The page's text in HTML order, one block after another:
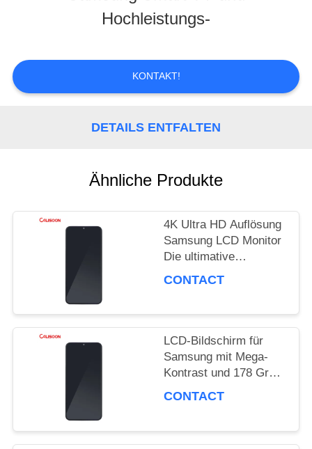
QUALITÄTSKONTROLLE
REFERENZEN
PRIVACY
Hochleistungs-
KONTAKT!
DETAILS ENTFALTEN
Ähnliche Produkte
4K Ultra HD Auflösung
Samsung LCD Monitor
Die ultimative
Anzeigeleistung
CONTACT
LCD-Bildschirm für
Samsung mit Mega-
Kontrast und 178 Grad
Blickwinkel
CONTACT